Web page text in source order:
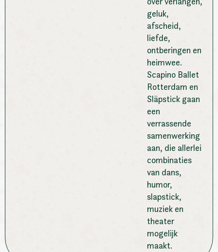
geluk,
afscheid,
liefde,
ontberingen en
heimwee.
Scapino Ballet
Rotterdam en
Släpstick gaan
een
verrassende
samenwerking
aan, die allerlei
combinaties
van dans,
humor,
slapstick,
muziek en
theater
mogelijk
maakt.